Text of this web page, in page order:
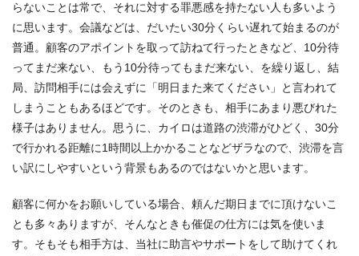
らないことは常で、それに対する罪悪感を持たない人も多いよう
に思います。会議などは、だいたい30分くらい遅れて始まるのが
普通。顧客のアポイントを取って訪ねて行ったときなど、10分待
ってまだ来ない、もう10分待ってもまだ来ない、を繰り返し、結
局、訪問相手には会えずに「明日また来てください」と言われて
しまうこともあるほどです。そのときも、相手にあまり悪びれた
様子はありません。思うに、カイロは道路の渋滞がひどく、30分
で行かれる距離に1時間以上かかることなどザラなので、渋滞を言
い訳にしやすいという背景もあるのではないかと思います。
顧客に何かをお願いしている場合、頼んだ期日までに頂けないこ
とも多々ありますが、そんなときも催促の仕方には気を使いま
す。そもそも相手方は、当社に助言やサポートをして助けてくれ